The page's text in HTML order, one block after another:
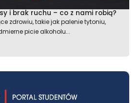
i brak ruchu – co z nami robią?
zdrowiu, takie jak palenie tytoniu,
picie alkoholu...